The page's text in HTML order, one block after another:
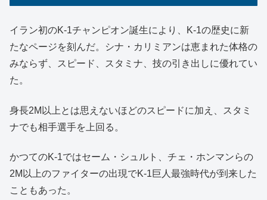
イラン初のK-1チャンピオン誕生により、K-1の歴史に新
たなページを刻んだ。シナ・カリミアンは恵まれた体格の
みならず、スピード、スタミナ、技の引き出しに優れてい
た。
身長2M以上とは思えないほどのスピードに加え、スタミ
ナでも相手選手を上回る。
かつてのK-1ではセーム・シュルト、チェ・ホンマンらの
2M以上のファイターの出現でK-1巨人最強時代が到来した
こともあった。